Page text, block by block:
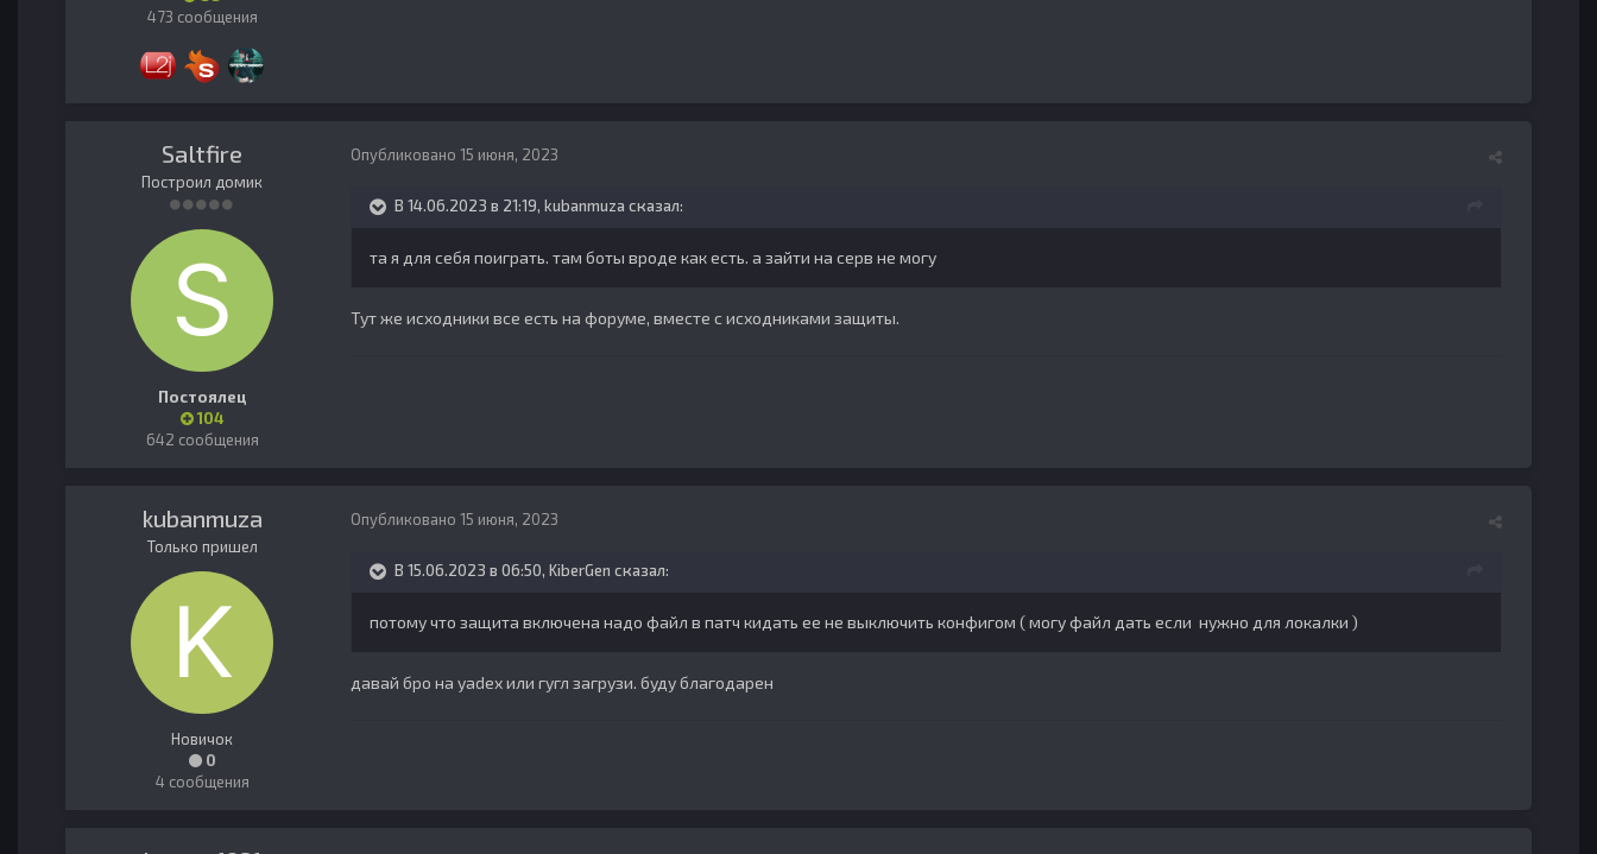
473 сообщения
Saltfire
Построил домик
Постоялец
104
642 сообщения
Опубликовано 15 июня, 2023
В 14.06.2023 в 21:19, kubanmuza сказал:
та я для себя поиграть. там боты вроде как есть. а зайти на серв не могу
Тут же исходники все есть на форуме, вместе с исходниками защиты.
kubanmuza
Только пришел
Новичок
0
4 сообщения
Опубликовано 15 июня, 2023
В 15.06.2023 в 06:50, KiberGen сказал:
потому что защита включена надо файл в патч кидать ее не выключить конфигом ( могу файл дать если нужно для локалки )
давай бро на yadex или гугл загрузи. буду благодарен